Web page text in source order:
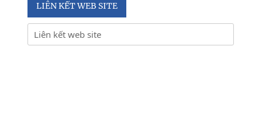
LIÊN KẾT WEB SITE